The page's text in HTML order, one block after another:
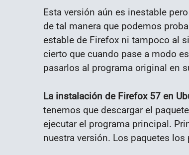
Esta versión aún es inestable pero
de tal manera que podemos
estable de Firefox ni tampoco al
cierto que cuando pase a modo
pasarlos al programa original en
La instalación de Firefox 57 en
tenemos que descargar el
ejecutar el programa principal.
nuestra versión. Los paquetes